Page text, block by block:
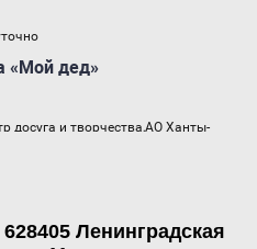
Ленинградская